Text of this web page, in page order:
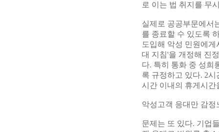
로 이는 법 취지를 무
실제로 공공부문에서
를 종료할 수 있도록
도입해 악성 민원에
대 지침'을 개정해 진
다. 특히 통화 중 성희
록 규정하고 있다. 2
시간 이내의 휴게시간
악성고객 응대만 감정
문제는 또 있다. 기업